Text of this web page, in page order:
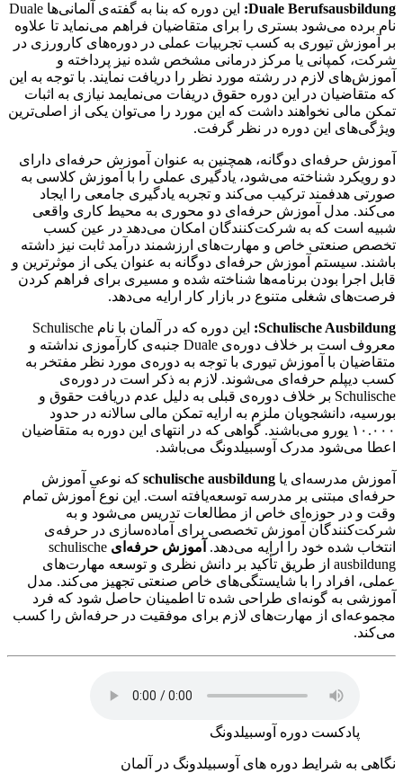
Duale Berufsausbildung:
این دوره‌ که بنا به گفته‌ی آلمانی‌ها Duale
نام برده می‌شود بستری را برای متقاضیان فراهم می‌نماید تا علاوه
بر آموزش تیوری به کسب تجربیات عملی در دوره‌های کارورزی در
شرکت، کمپانی یا مرکز درمانی مشخص شده نیز پرداخته و
آموزش‌های لازم در رشته مورد نظر را دریافت نمایند. با توجه به این
که متقاضیان در این دوره حقوق دریفات می‌نمایمد نیازی به اثبات
تمکن مالی نخواهند داشت که این مورد را می‌توان یکی از اصلی‌ترین
ویژگی‌های این دوره در نظر گرفت.
آموزش حرفه‌ای دوگانه، همچنین به عنوان آموزش حرفه‌ای دارای
دو رویکرد شناخته می‌شود، یادگیری عملی را با آموزش کلاسی به
صورتی هدفمند ترکیب می‌کند و تجربه یادگیری جامعی را ایجاد
می‌کند. مدل آموزش حرفه‌ای دو محوری به محیط کاری واقعی
شبیه است که به شرکت‌کنندگان امکان می‌دهد در عین کسب
تخصص صنعتی خاص و مهارت‌های ارزشمند درآمد ثابت نیز داشته
باشند. سیستم آموزش حرفه‌ای دوگانه به عنوان یکی از موثرترین و
قابل اجرا بودن برنامه‌ها شناخته شده و مسیری برای فراهم کردن
فرصت‌های شغلی متنوع در بازار کار ارایه می‌دهد.
Schulische Ausbildung:
این دوره که در آلمان با نام Schulische
معروف است بر خلاف دوره‌ی Duale جنبه‌ی کارآموزی نداشته و
متقاضیان با آموزش تیوری با توجه به دوره‌ی مورد نظر مفتخر به
کسب دیپلم حرفه‌ای می‌شوند. لازم به ذکر است در دوره‌ی
Schulische بر خلاف دوره‌ی قبلی به دلیل عدم دریافت حقوق و
بورسیه، دانشجویان ملزم به ارایه تمکن مالی سالانه در حدود
۱۰.۰۰۰ یورو می‌باشند. گواهی که در انتهای این دوره به متقاضیان
اعطا می‌شود مدرک آوسبیلدونگ می‌باشد.
آموزش مدرسه‌ای یا schulische ausbildung که نوعی آموزش
حرفه‌ای مبتنی بر مدرسه توسعه‌یافته است. این نوع آموزش تمام
وقت و در حوزه‌ای خاص از مطالعات تدریس می‌شود و به
شرکت‌کنندگان آموزش تخصصی برای آماده‌سازی در حرفه‌ی
انتخاب شده خود را ارایه می‌دهد. آموزش حرفه‌ای schulische
ausbildung از طریق تأکید بر دانش نظری و توسعه مهارت‌های
عملی، افراد را با شایستگی‌های خاص صنعتی تجهیز می‌کند. مدل
آموزشی به گونه‌ای طراحی شده تا اطمینان حاصل شود که فرد
مجموعه‌ای از مهارت‌های لازم برای موفقیت در حرفه‌‌اش را کسب
می‌کند.
پادکست دوره آوسبیلدونگ
نگاهی به شرایط دوره های آوسبیلدونگ در آلمان